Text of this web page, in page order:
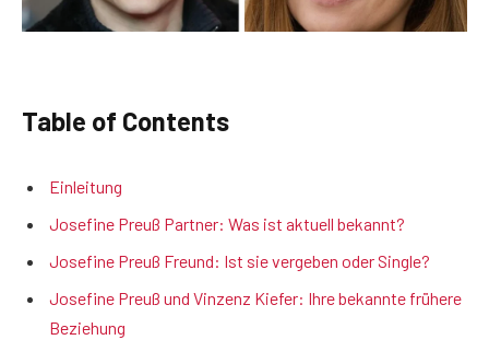
Table of Contents
Einleitung
Josefine Preuß Partner: Was ist aktuell bekannt?
Josefine Preuß Freund: Ist sie vergeben oder Single?
Josefine Preuß und Vinzenz Kiefer: Ihre bekannte frühere
Beziehung